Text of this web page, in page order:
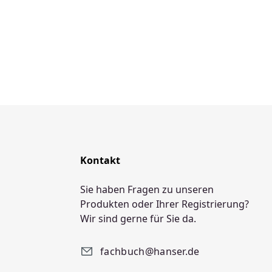
Kontakt
Sie haben Fragen zu unseren
Produkten oder Ihrer Registrierung?
Wir sind gerne für Sie da.
fachbuch@hanser.de